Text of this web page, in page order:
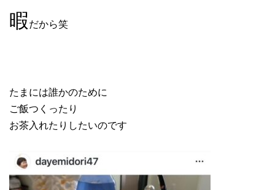
暇だから笑
たまには誰かのために
ご飯つくったり
お茶入れたりしたいのです